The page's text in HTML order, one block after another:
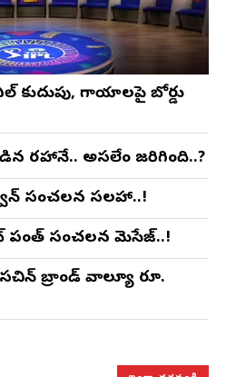
కుదుపు, గాయాలపై బోర్డు
రహానే.. అసలేం జరిగింది..?
సంచలన సలహా..!
పంత్ సంచలన మెసేజ్..!
సచిన్ బ్రాండ్ వాల్యూ రూ.